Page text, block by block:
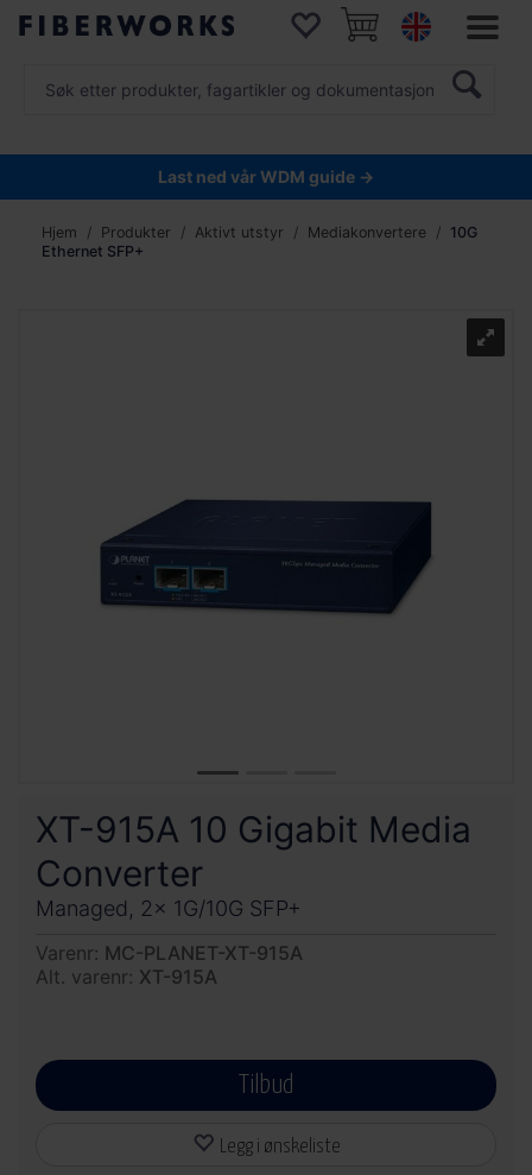
Last ned vår WDM guide →
Hjem Produkter Aktivt utstyr Mediakonvertere
10G
Ethernet SFP+
XT-915A 10 Gigabit Media
Converter
Managed, 2x 1G/10G SFP+
Varenr: MC-PLANET-XT-915A
Alt. varenr: XT-915A
Tilbud
Legg i ønskeliste